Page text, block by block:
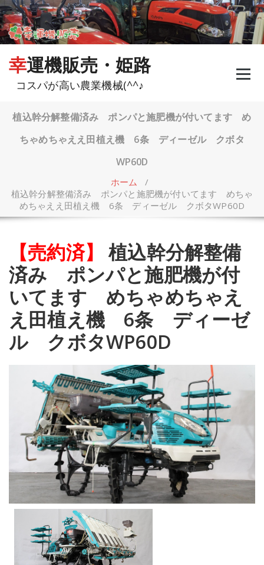
コ
ン
テ
ン
幸運機販売・姫路
コスパが高い農業機械(^^♪
植込幹分解整備済み ポンパと施肥機が付いてます め
ちゃめちゃええ田植え機 6条 ディーゼル クボタ
WP60D
ホーム /
植込幹分解整備済み ポンパと施肥機が付いてます めちゃ
めちゃええ田植え機 6条 ディーゼル クボタWP60D
【売約済】
植込幹分解整備
済み ポンパと施肥機が付
いてます めちゃめちゃえ
え田植え機 6条 ディーゼ
ル クボタWP60D